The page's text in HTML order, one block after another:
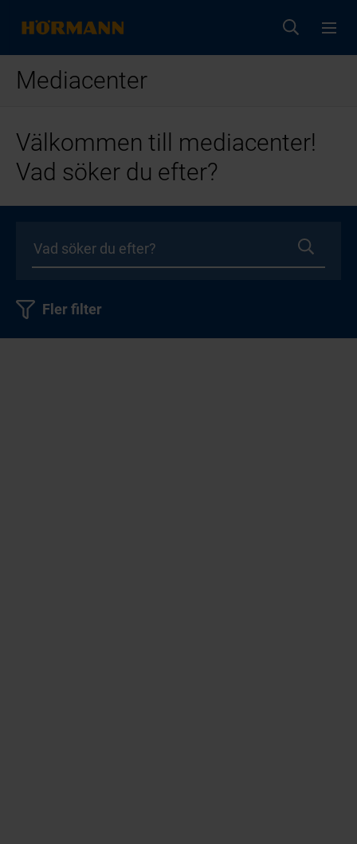
Mediacenter
Välkommen till mediacenter!
Vad söker du efter?
Fler filter